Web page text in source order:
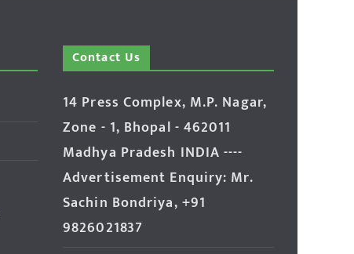
Contact Us
14 Press Complex, M.P. Nagar,
Zone - 1, Bhopal - 462011
Madhya Pradesh INDIA ----
Advertisement Enquiry: Mr.
Sachin Bondriya, +91
9826021837